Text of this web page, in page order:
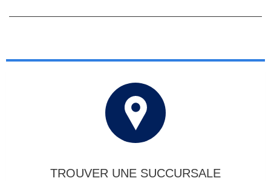
TROUVER UNE SUCCURSALE